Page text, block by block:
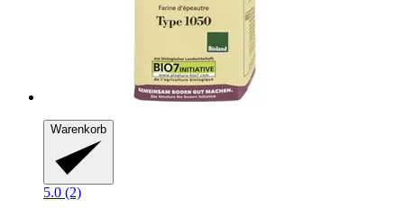
Warenkorb
5.0 (2)